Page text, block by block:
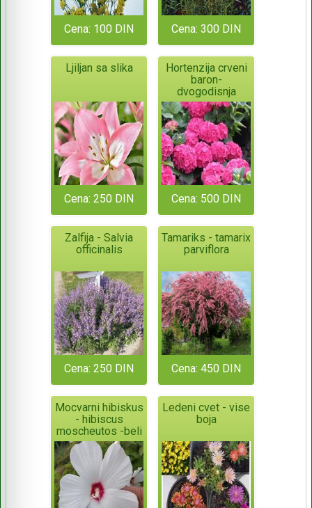
Cena: 100 DIN Cena: 300 DIN
Ljiljan sa slika
Cena: 250 DIN
Hortenzija crveni
baron-
dvogodisnja
Cena: 500 DIN
Zalfija - Salvia
officinalis
Cena: 250 DIN
Tamariks - tamarix
parviflora
Cena: 450 DIN
Mocvarni hibiskus
- hibiscus
moscheutos -beli
Ledeni cvet - vise
boja